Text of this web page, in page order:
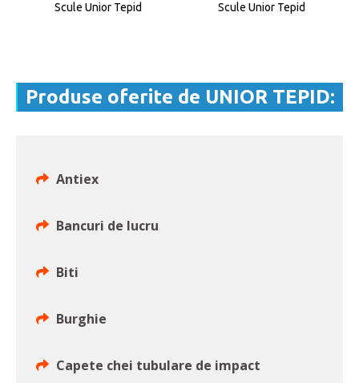
Scule Unior Tepid Scule Unior Tepid
Produse oferite de UNIOR TEPID:
Antiex
Bancuri de lucru
Biti
Burghie
Capete chei tubulare de impact